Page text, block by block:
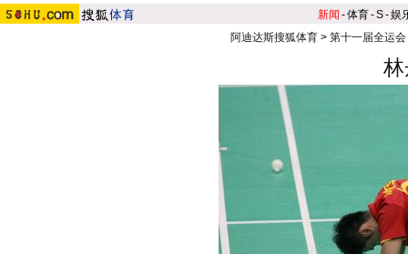
新闻 -体育-S-娱
阿迪达斯搜狐体育 > 第十一届全运会